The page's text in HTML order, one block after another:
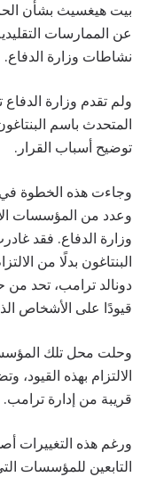
بيت هيغسيث بشأن
عن الممارسات
نشاطات وزارة الدفاع.
ولم تقدم وزارة الدفاع
المتحدث باسم
توضيح أسباب القرار.
وجاءت هذه الخطوة في
وعدد من المؤسسات
وزارة الدفاع. فقد
البنتاغون بدلًا من
دونالد ترامب، تحد
قيودًا على الأشخاص
وحلت محل تلك
الالتزام بهذه القيود،
قريبة من إدارة ترامب.
ورغم هذه التغييرات
التابعين للمؤسسات